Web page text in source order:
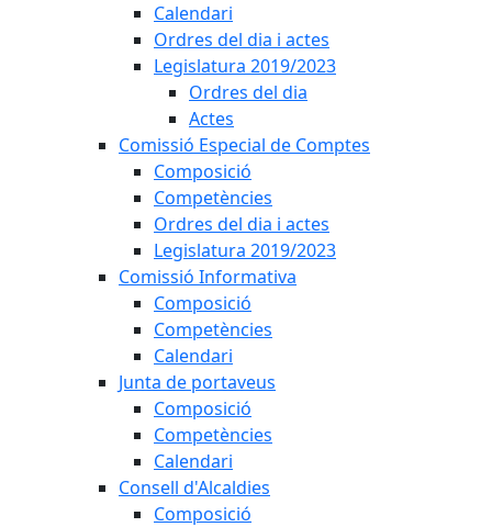
Calendari
Ordres del dia i actes
Legislatura 2019/2023
Ordres del dia
Actes
Comissió Especial de Comptes
Composició
Competències
Ordres del dia i actes
Legislatura 2019/2023
Comissió Informativa
Composició
Competències
Calendari
Junta de portaveus
Composició
Competències
Calendari
Consell d'Alcaldies
Composició